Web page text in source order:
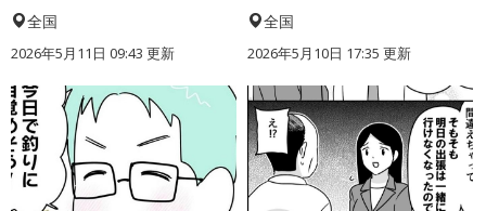
全国
2026年5月11日 09:43 更新
全国
2026年5月10日 17:35 更新